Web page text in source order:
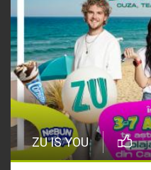
ZU IS YOU